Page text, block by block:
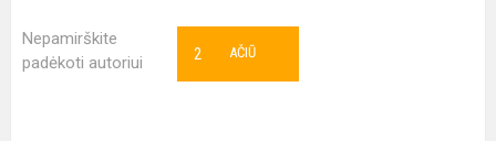
Nepamirškite
padėkoti autoriui
AČIŪ
2